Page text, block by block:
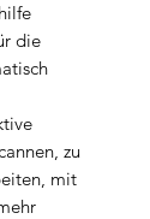
die
zu
mit